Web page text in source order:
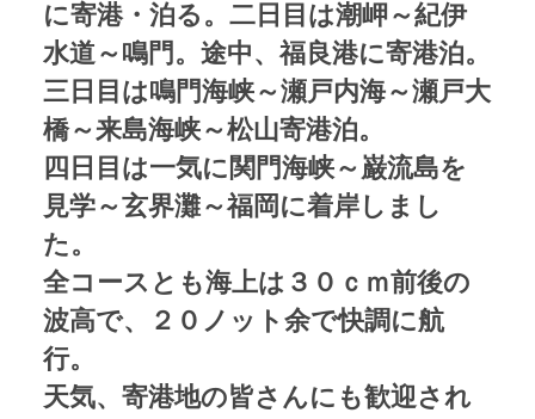
に寄港・泊る。二日目は潮岬～紀伊
水道～鳴門。途中、福良港に寄港泊。
三日目は鳴門海峡～瀬戸内海～瀬戸大
橋～来島海峡～松山寄港泊。
四日目は一気に関門海峡～巌流島を
見学～玄界灘～福岡に着岸しまし
た。
全コースとも海上は３０ｃｍ前後の
波高で、２０ノット余で快調に航
行。
天気、寄港地の皆さんにも歓迎され